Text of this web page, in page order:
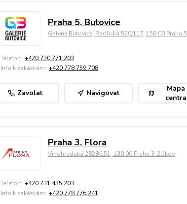
Praha 5, Butovice
Galerie Butovice, Radlická 520/117, 158 00 Praha 5
Telefon: +420 730 771 203
Info k zakázkám: +420 778 759 708
Zavolat Navigovat
Mapa
centra
Praha 3, Flora
Vinohradská 2828/151, 130 00 Praha 3-Žižkov
Telefon: +420 731 435 203
Info k zakázkám: +420 778 776 241